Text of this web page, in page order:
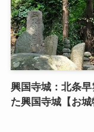
興国寺城：北条
た興国寺城【お城